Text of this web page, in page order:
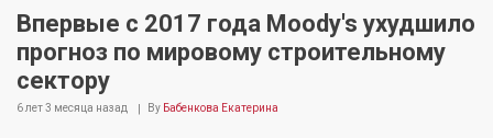
Впервые с 2017 года Moody's ухудшило
прогноз по мировому строительному
сектору
6 лет 3 месяца назад By Бабенкова Екатерина